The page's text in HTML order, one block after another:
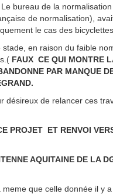
bureau de la
de normalisation),
le cas des
en raison du faible
FAUX CE QUI MONTRE
PAR MANQUE
désireux de relancer ces
PROJET ET RENVOI
AQUITAINE DE LA
meme que celle donnée il